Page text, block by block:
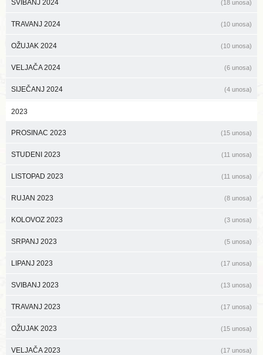
SVIBANJ 2024 (18 unosa)
TRAVANJ 2024 (10 unosa)
OŽUJAK 2024 (10 unosa)
VELJAČA 2024 (6 unosa)
SIJEČANJ 2024 (4 unosa)
2023
PROSINAC 2023 (15 unosa)
STUDENI 2023 (11 unosa)
LISTOPAD 2023 (11 unosa)
RUJAN 2023 (8 unosa)
KOLOVOZ 2023 (3 unosa)
SRPANJ 2023 (5 unosa)
LIPANJ 2023 (17 unosa)
SVIBANJ 2023 (13 unosa)
TRAVANJ 2023 (17 unosa)
OŽUJAK 2023 (15 unosa)
VELJAČA 2023 (17 unosa)